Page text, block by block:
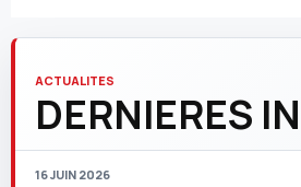
ACTUALITES
DERNIERES
16 JUIN 2026